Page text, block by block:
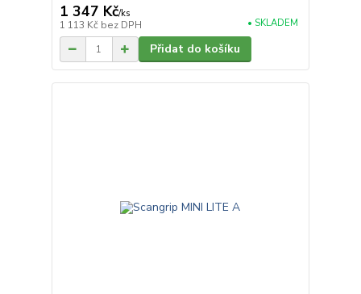
1 347 Kč/ks
1 113 Kč bez DPH • SKLADEM
Přidat do košíku